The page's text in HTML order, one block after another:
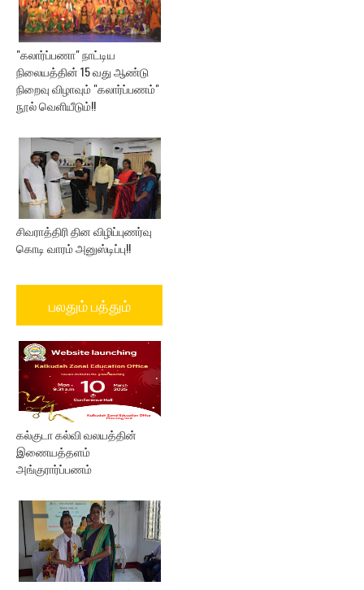
"கலார்ப்பணா" நாட்டிய
நிலையத்தின் 15 வது ஆண்டு
நிறைவு விழாவும் "கலார்ப்பணம்"
நூல் வெளியீடும்!!
சிவராத்திரி தின விழிப்புணர்வு
கொடி வாரம் அனுஸ்டிப்பு!!
பலதும் பத்தும்
கல்குடா கல்வி வலயத்தின்
இணையத்தளம்
அங்குரார்ப்பணம்